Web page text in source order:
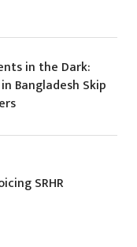
in the Dark:
Bangladesh Skip
SRHR